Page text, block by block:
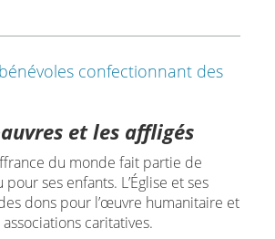
et les affligés
du monde fait partie de
ses enfants. L’Église et ses
dons pour l’œuvre humanitaire et
caritatives.